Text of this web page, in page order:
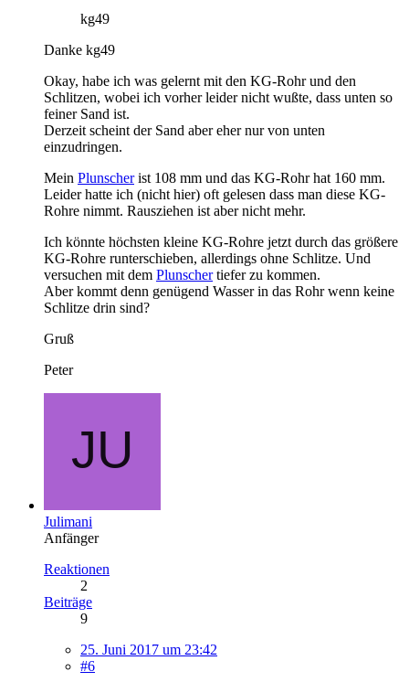
kg49
Danke kg49
Okay, habe ich was gelernt mit den KG-Rohr und den
Schlitzen, wobei ich vorher leider nicht wußte, dass unten so
feiner Sand ist.
Derzeit scheint der Sand aber eher nur von unten
einzudringen.
Mein Plunscherist 108 mm und das KG-Rohr hat 160 mm.
Leider hatte ich (nicht hier) oft gelesen dass man diese KG-
Rohre nimmt. Rausziehen ist aber nicht mehr.
Ich könnte höchsten kleine KG-Rohre jetzt durch das größere
KG-Rohre runterschieben, allerdings ohne Schlitze. Und
versuchen mit dem Plunschertiefer zu kommen.
Aber kommt denn genügend Wasser in das Rohr wenn keine
Schlitze drin sind?
Gruß
Peter
Julimani
Anfänger
Reaktionen
2
Beiträge
9
25. Juni 2017 um 23:42
#6